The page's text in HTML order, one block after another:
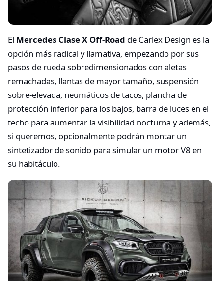
El Mercedes Clase X Off-Road de Carlex Design es la
opción más radical y llamativa, empezando por sus
pasos de rueda sobredimensionados con aletas
remachadas, llantas de mayor tamaño, suspensión
sobre-elevada, neumáticos de tacos, plancha de
protección inferior para los bajos, barra de luces en el
techo para aumentar la visibilidad nocturna y además,
si queremos, opcionalmente podrán montar un
sintetizador de sonido para simular un motor V8 en
su habitáculo.